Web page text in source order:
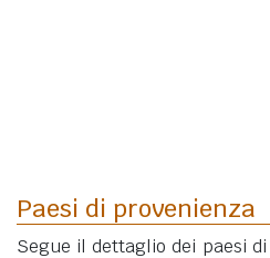
Paesi di provenienza
Segue il dettaglio dei paesi